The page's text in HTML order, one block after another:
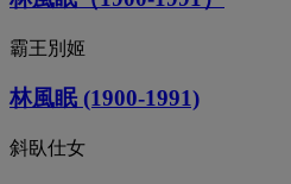
霸王別姬
林風眠 (1900-1991)
斜臥仕女